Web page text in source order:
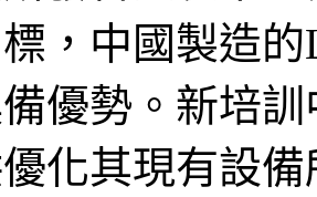
，中國製造
優勢。新培
化其現有設